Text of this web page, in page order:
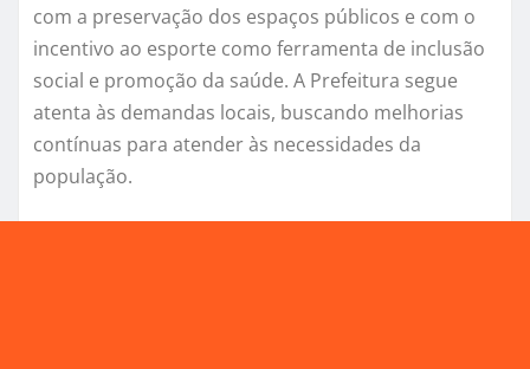
com a preservação dos espaços públicos e com o
incentivo ao esporte como ferramenta de inclusão
social e promoção da saúde. A Prefeitura segue
atenta às demandas locais, buscando melhorias
contínuas para atender às necessidades da
população.